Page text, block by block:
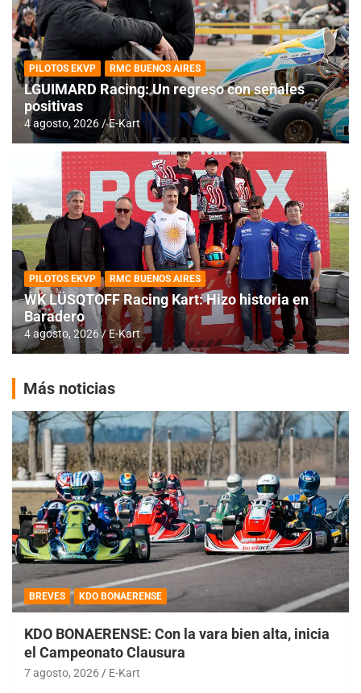
PILOTOS EKVP RMC BUENOS AIRES
LGUIMARD Racing: Un regreso con señales
positivas
4 agosto, 2026 E-Kart
PILOTOS EKVP RMC BUENOS AIRES
WK LÜSQTOFF Racing Kart: Hizo historia en
Baradero
4 agosto, 2026 E-Kart
Más noticias
BREVES KDO BONAERENSE
KDO BONAERENSE: Con la vara bien alta, inicia
el Campeonato Clausura
7 agosto, 2026 E-Kart